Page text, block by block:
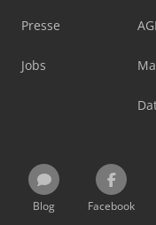
Presse
Jobs
Blog Facebook